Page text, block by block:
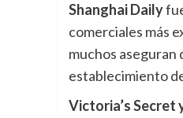
Shanghai Daily
comerciales más
muchos aseguran
establecimiento
Victoria’s Secret